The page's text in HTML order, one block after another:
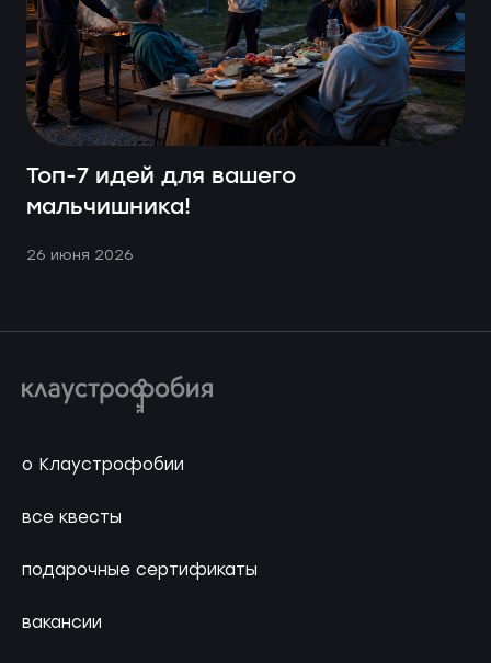
Топ-7 идей для вашего
мальчишника!
26 июня 2026
о Клаустрофобии
все квесты
подарочные сертификаты
вакансии